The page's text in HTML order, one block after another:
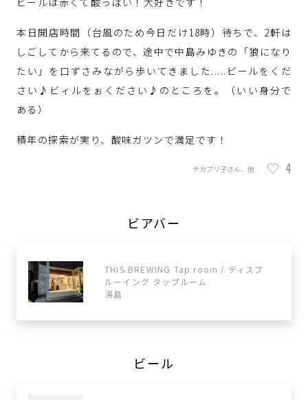
本日開店時間（台風のため今日だけ18時）待ちで、2軒は
しごしてから来てるので、途中で中島みゆきの「狼になり
たい」を口ずさみながら歩いてきました.....ビールをくだ
さい♪ビィルをぉください♪のところを。（いい身分で
ある）
積年の探索が実り、酸味ガツンで満足です！
4
デカプリ子さん、他
ビアバー
THIS BREWING Tap room / ディスブ
ルーイング タップルーム
湯島
ビール